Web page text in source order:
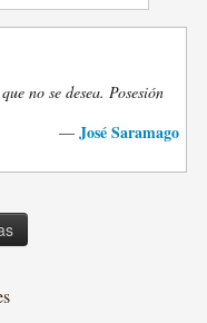
no se desea. Posesión
— José Saramago